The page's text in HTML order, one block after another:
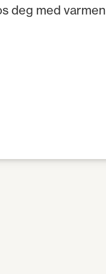
deg med